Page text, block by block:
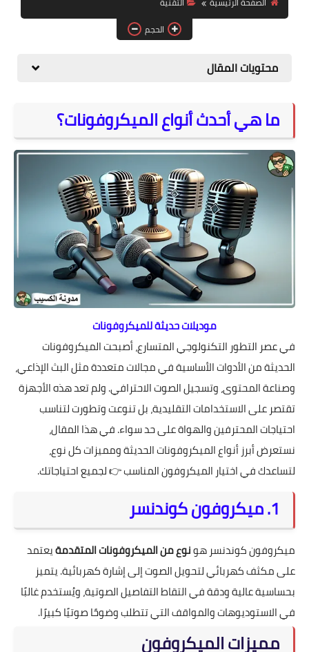
المواقع
الكمبيوتر
الحجم
محتويات المقال
ما هي أحدث أنواع الميكروفونات؟
موديلات حديثة للميكروفونات
في عصر التطور التكنولوجي المتسارع، أصبحت الميكروفونات
الحديثة من الأدوات الأساسية في مجالات متعددة مثل البث الإذاعي،
وصناعة المحتوى، وتسجيل الصوت الاحترافي. ولم تعد هذه الأجهزة
تقتصر على الاستخدامات التقليدية، بل تنوعت وتطورت لتناسب
احتياجات المحترفين والهواة على حد سواء. في هذا المقال،
نستعرض أبرز أنواع الميكروفونات الحديثة ومميزات كل نوع،
لتساعدك فياختيار الميكروفون المناسب👉 لجميع احتياجاتك.
1. ميكروفون كوندنسر
ميكروفون كوندنسر هونوع من الميكروفونات المتقدمةيعتمد
على مكثف كهربائي لتحويل الصوت إلى إشارة كهربائية. يتميز
بحساسية عالية ودقة في التقاط التفاصيل الصوتية، ويُستخدم غالبًا
في الاستوديوهات والمواقف التي تتطلب وضوحًا صوتيًا كبيرًا.
مميزات الميكروفون